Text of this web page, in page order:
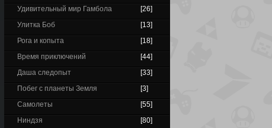
Удивительный мир Гамбола
[26]
Улитка Боб
[13]
Рога и копыта
[18]
Время приключений
[44]
Даша следопыт
[33]
Побег с планеты Земля
[3]
Самолеты
[55]
Ниндзя
[80]